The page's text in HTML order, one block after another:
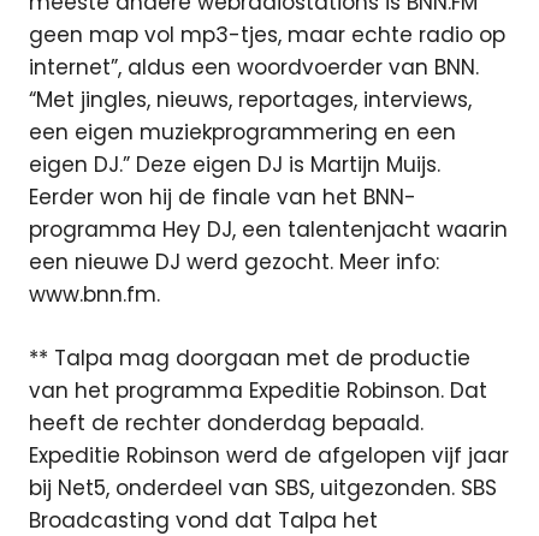
geen map vol mp3-tjes, maar echte radio op
internet”, aldus een woordvoerder van BNN.
“Met jingles, nieuws, reportages, interviews,
een eigen muziekprogrammering en een
eigen DJ.” Deze eigen DJ is Martijn Muijs.
Eerder won hij de finale van het BNN-
programma Hey DJ, een talentenjacht waarin
een nieuwe DJ werd gezocht. Meer info:
www.bnn.fm.
** Talpa mag doorgaan met de productie
van het programma Expeditie Robinson. Dat
heeft de rechter donderdag bepaald.
Expeditie Robinson werd de afgelopen vijf jaar
bij Net5, onderdeel van SBS, uitgezonden. SBS
Broadcasting vond dat Talpa het